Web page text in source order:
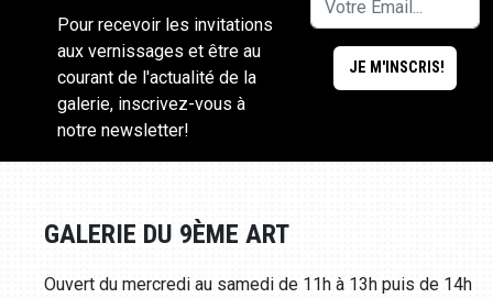
Pour recevoir les invitations
aux vernissages et être au
courant de l'actualité de la
galerie, inscrivez-vous à
notre newsletter!
GALERIE DU 9ÈME ART
Ouvert du mercredi au samedi de 11h à 13h puis de 14h